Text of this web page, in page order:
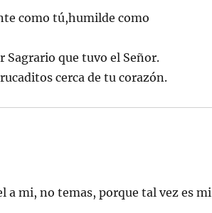
como tú,humilde como
Sagrario que tuvo el Señor.
cerca de tu corazón.
a mi, no temas, porque tal vez es mi